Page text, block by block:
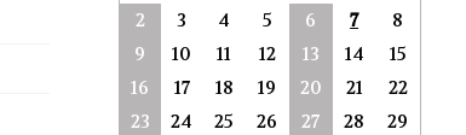
2
3 4 5 6 7
8
9
10 11 12 13 14
15
16
17 18 19 20 21
22
23
24 25 26 27 28
29